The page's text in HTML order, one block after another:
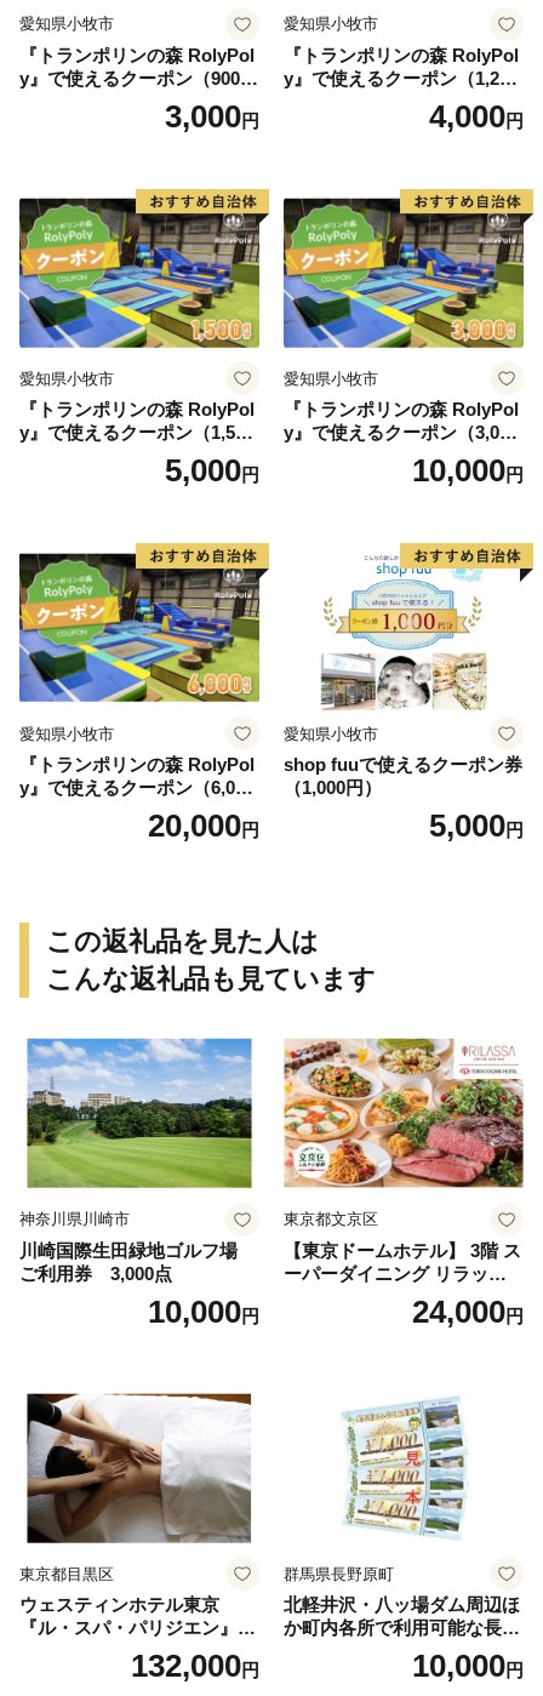
愛知県小牧市
『トランポリンの森 RolyPol
y』で使えるクーポン（900
3,000円
愛知県小牧市
『トランポリンの森 RolyPol
y』で使えるクーポン（1,200
4,000円
愛知県小牧市
『トランポリンの森 RolyPol
y』で使えるクーポン（1,500
5,000円
愛知県小牧市
『トランポリンの森 RolyPol
y』で使えるクーポン（3,000
10,000円
愛知県小牧市
『トランポリンの森 RolyPol
y』で使えるクーポン（6,000
20,000円
愛知県小牧市
shop fuuで使えるクーポン券
（1,000円）
5,000円
この返礼品を見た人は
こんな返礼品も見ています
神奈川県川崎市
川崎国際生田緑地ゴルフ場
ご利用券 3,000点
10,000円
東京都文京区
【東京ドームホテル】 3階 ス
ーパーダイニング リラッサ
ランチブッフェ お食事券 大
人1名様分 関東 東京 ご利用
24,000円
東京都目黒区
ウェスティンホテル東京
『ル・スパ・パリジエン』選
べるボディセラピー90分/1名
132,000円
群馬県長野原町
北軽井沢・八ッ場ダム周辺ほ
か町内各所で利用可能な長野
原町ふるさと感謝券（3,000
円分）【トラベル 観光 旅行
10,000円